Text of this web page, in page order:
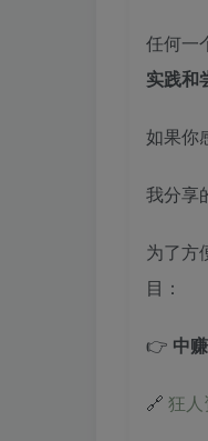
任何一
实践和
如果你
我分享
为了方
目：
👉 中
🔗 狂人